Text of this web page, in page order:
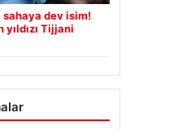
sahaya dev isim!
Tijjani